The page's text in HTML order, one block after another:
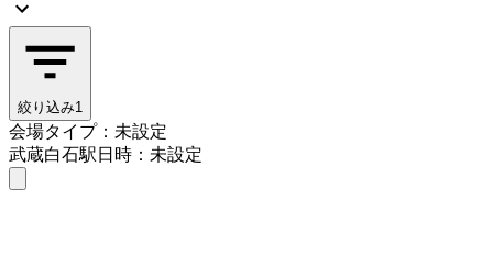
絞り込み1
会場タイプ：未設定
武蔵白石駅日時：未設定